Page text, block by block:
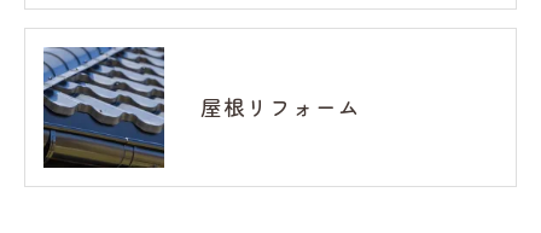
屋根リフォーム